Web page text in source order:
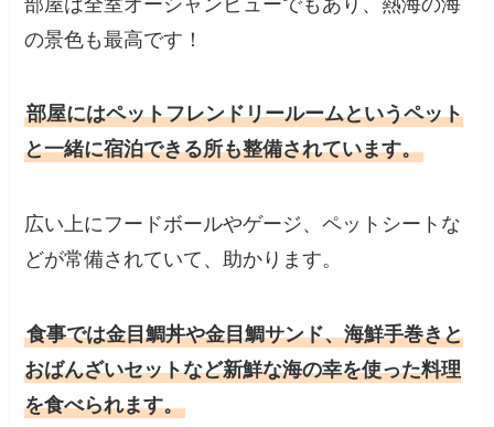
の景色も最高です！
部屋にはペットフレンドリールームというペット
と一緒に宿泊できる所も整備されています。
広い上にフードボールやゲージ、ペットシートな
どが常備されていて、助かります。
食事では金目鯛丼や金目鯛サンド、海鮮手巻きと
おばんざいセットなど新鮮な海の幸を使った料理
を食べられます。